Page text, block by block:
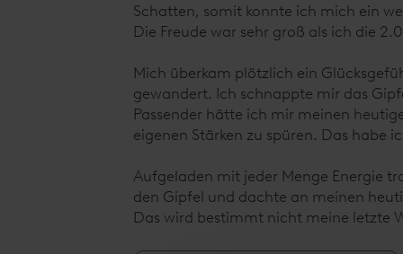
Schatten, somit konnte ich mich ein
Die Freude war sehr groß als ich die
Mich überkam plötzlich ein
gewandert. Ich schnappte mir das
Passender hätte ich mir meinen
eigenen Stärken zu spüren. Das habe
Aufgeladen mit jeder Menge Energie
den Gipfel und dachte an meinen
Das wird bestimmt nicht meine letzte